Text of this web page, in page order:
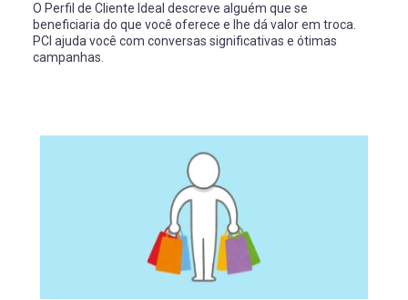
O Perfil de Cliente Ideal descreve alguém que se
beneficiaria do que você oferece e lhe dá valor em troca.
PCI ajuda você com conversas significativas e ótimas
campanhas.